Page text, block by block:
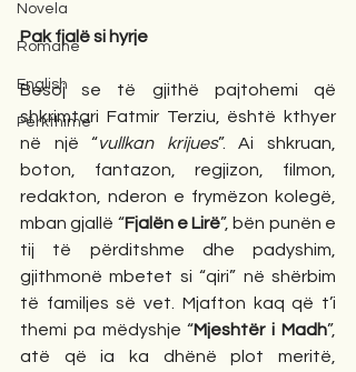
Novela
Romane
English
Përkthime
Pak fjalë si hyrje
Besoj se të gjithë pajtohemi që
shkrimtari Fatmir Terziu, është kthyer
në një “vullkan krijues”. Ai shkruan,
boton, fantazon, regjizon, filmon,
redakton, nderon e frymëzon kolegë,
mban gjallë “Fjalën e Lirë”, bën punën e
tij të përditshme dhe padyshim,
gjithmonë mbetet si “qiri” në shërbim
të familjes së vet. Mjafton kaq që t’i
themi pa mëdyshje “Mjeshtër i Madh”,
atë që ia ka dhënë plot meritë,